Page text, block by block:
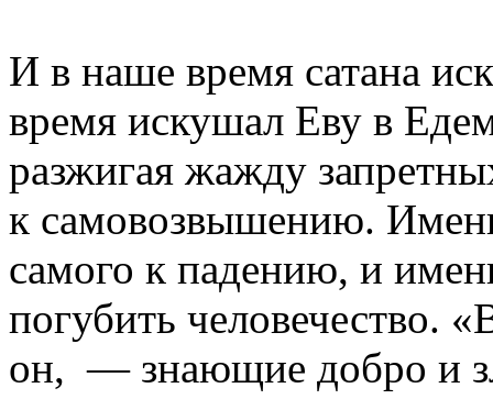
И в наше время сатана
время искушал Еву в
разжигая жажду
к самовозвышению.
самого к падению, и
погубить человечество.
он, — знающие добро и